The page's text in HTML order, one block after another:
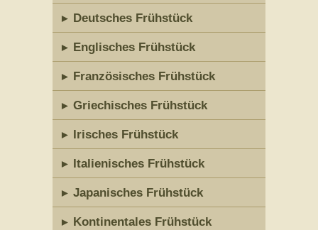
Deutsches Frühstück
Englisches Frühstück
Französisches Frühstück
Griechisches Frühstück
Irisches Frühstück
Italienisches Frühstück
Japanisches Frühstück
Kontinentales Frühstück